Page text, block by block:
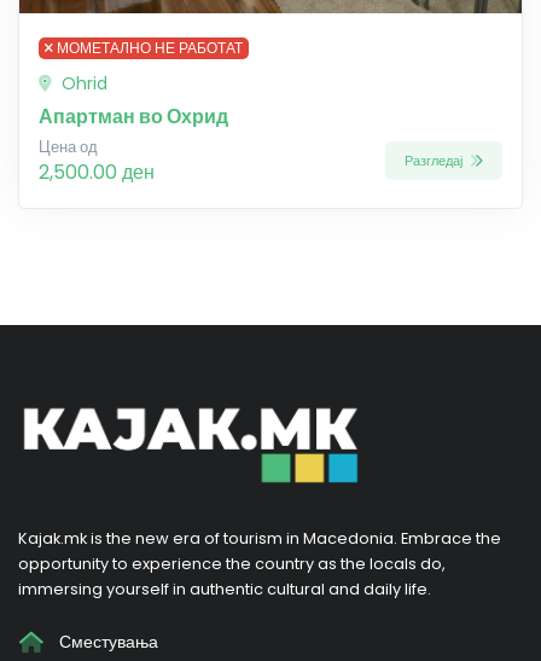
МОМЕТАЛНО НЕ РАБОТАТ
Ohrid
Апартман во Охрид
Цена од
2,500.00 ден Разгледај
Kajak.mk is the new era of tourism in Macedonia. Embrace the
opportunity to experience the country as the locals do,
immersing yourself in authentic cultural and daily life.
Сместувања